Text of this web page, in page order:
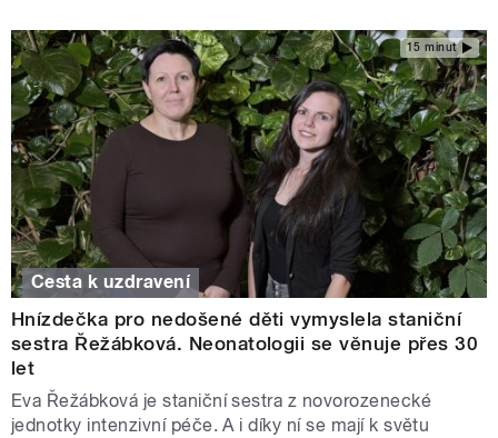
15 minut
Cesta k uzdravení
Hnízdečka pro nedošené děti vymyslela staniční
sestra Řežábková. Neonatologii se věnuje přes 30
let
Eva Řežábková je staniční sestra z novorozenecké
jednotky intenzivní péče. A i díky ní se mají k světu